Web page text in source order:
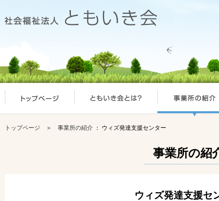
トップページ ＞ 事業所の紹介 ： ウィズ発達支援センター
事業所の紹
ウィズ発達支援セ